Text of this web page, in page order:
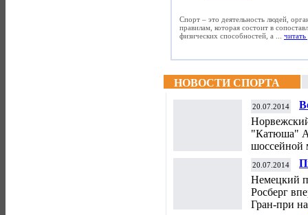
Спорт – это деятельность людей,
правилам, которая состоит в
физических способностей, а ... читать
НОВОСТИ СПОРТА
20.07.2014
"Катюша"
шоссейной
20.07.2014
Немецкий
Росберг
Гран-при